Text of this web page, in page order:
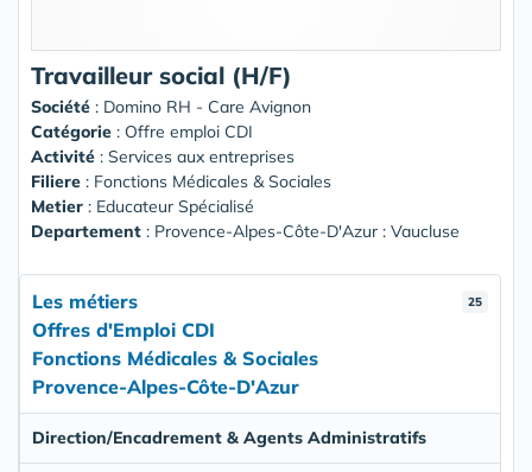
Travailleur social (H/F)
Société : Domino RH - Care Avignon
Catégorie : Offre emploi CDI
Activité : Services aux entreprises
Filiere : Fonctions Médicales & Sociales
Metier : Educateur Spécialisé
Departement : Provence-Alpes-Côte-D'Azur : Vaucluse
25
Les métiers
Offres d'Emploi CDI
Fonctions Médicales & Sociales
Provence-Alpes-Côte-D'Azur
Direction/Encadrement & Agents Administratifs